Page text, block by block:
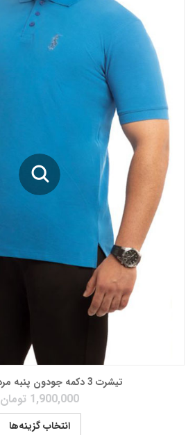
تیشرت 3 دکمه جودون پنبه مردانه نیووان
1,900,000 تومان
انتخاب گزینه‌ها